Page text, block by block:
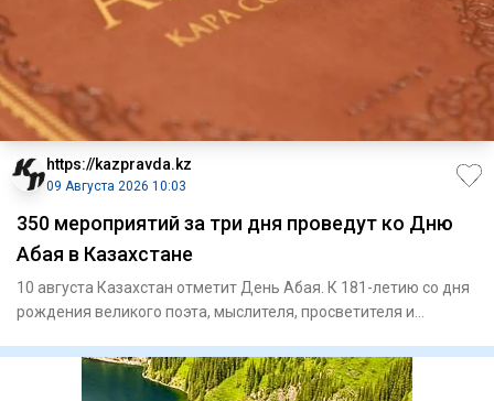
https://kazpravda.kz
09 Августа 2026 10:03
350 мероприятий за три дня проведут ко Дню
Абая в Казахстане
10 августа Казахстан отметит День Абая. К 181-летию со дня
рождения великого поэта, мыслителя, просветителя и